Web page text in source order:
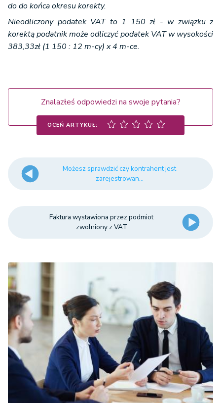
do do końca okresu korekty.
Nieodliczony podatek VAT to 1 150 zł - w związku z
korektą podatnik może odliczyć podatek VAT w wysokości
383,33zł (1 150 : 12 m-cy) x 4 m-ce.
Znalazłeś odpowiedzi na swoje pytania?
OCEŃ ARTYKUŁ:
Możesz sprawdzić czy kontrahent jest
zarejestrowan...
Faktura wystawiona przez podmiot
zwolniony z VAT